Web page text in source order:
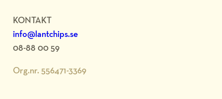
KONTAKT
info@lantchips.se
08-88 00 59
Org.nr. 556471-3369